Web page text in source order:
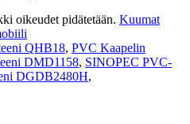
oikeudet pidätetään. Kuumat
QHB18, PVC Kaapelin
DMD1158, SINOPEC PVC-
DGDB2480H,